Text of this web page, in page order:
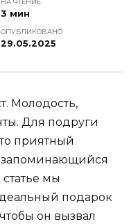
НА ЧТЕНИЕ
3 мин
ОПУБЛИКОВАНО
29.05.2025
Молодость,
Для подруги
приятный
запоминающийся
мы
подарок
он вызвал